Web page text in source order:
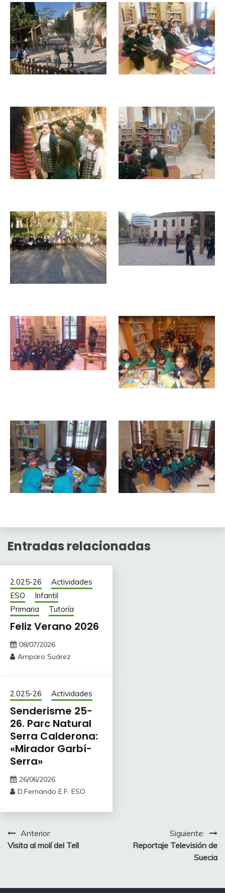
Entradas relacionadas
2.025-26
Actividades
ESO
Infantil
Primaria
Tutoría
Feliz Verano 2026
08/07/2026
Amparo Suárez
2.025-26 Actividades
Senderisme 25-
26. Parc Natural
Serra Calderona:
«Mirador Garbí-
Serra»
26/06/2026
D.Fernando E.F. ESO
Navegación
de
Anterior:
Visita al molí del Tell
Siguiente:
Reportaje Televisión de
Suecia